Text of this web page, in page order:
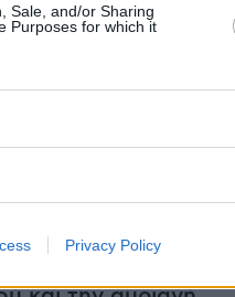
Sale, and/or Sharing
Purposes for which it
Privacy Policy
τραυματισμό
στο ίδιο επίπεδο.
σιγά, ώστε να
συμπαικτών του και
που μας